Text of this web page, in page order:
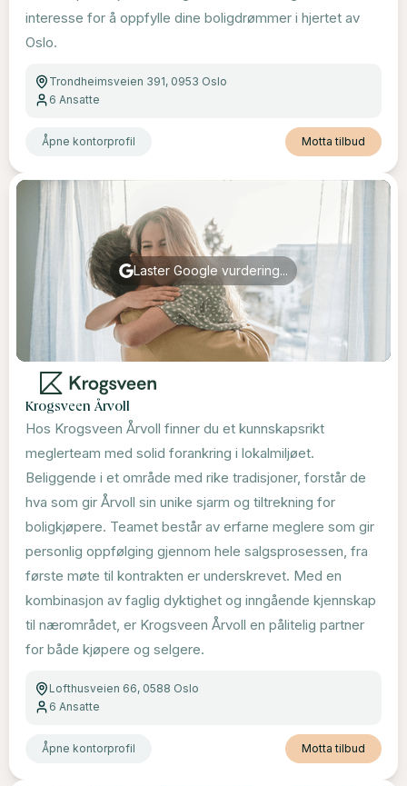
interesse for å oppfylle dine boligdrømmer i hjertet av
Oslo.
Trondheimsveien 391, 0953 Oslo
6 Ansatte
Åpne kontorprofil Motta tilbud
Laster Google vurdering...
Krogsveen Årvoll
Hos Krogsveen Årvoll finner du et kunnskapsrikt
meglerteam med solid forankring i lokalmiljøet.
Beliggende i et område med rike tradisjoner, forstår de
hva som gir Årvoll sin unike sjarm og tiltrekning for
boligkjøpere. Teamet består av erfarne meglere som gir
personlig oppfølging gjennom hele salgsprosessen, fra
første møte til kontrakten er underskrevet. Med en
kombinasjon av faglig dyktighet og inngående kjennskap
til nærområdet, er Krogsveen Årvoll en pålitelig partner
for både kjøpere og selgere.
Lofthusveien 66, 0588 Oslo
6 Ansatte
Åpne kontorprofil Motta tilbud